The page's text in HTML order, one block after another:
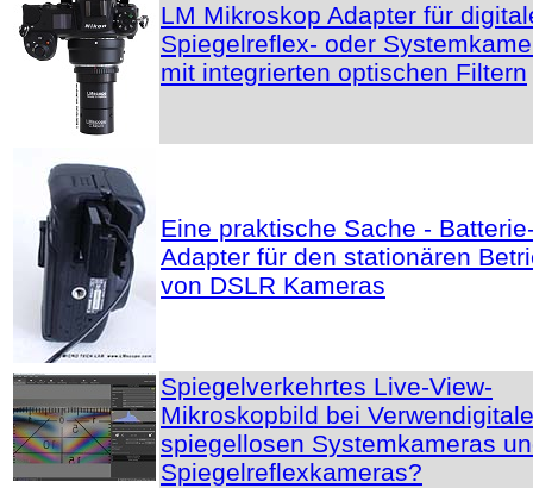
LM Mikroskop Adapter für
Spiegelreflex- oder
mit integrierten optischen Filtern
Eine praktische Sache -
Adapter für den stationären
von DSLR Kameras
Spiegelverkehrtes Live-View-
Mikroskopbild bei
spiegellosen Systemkameras
Spiegelreflexkameras?